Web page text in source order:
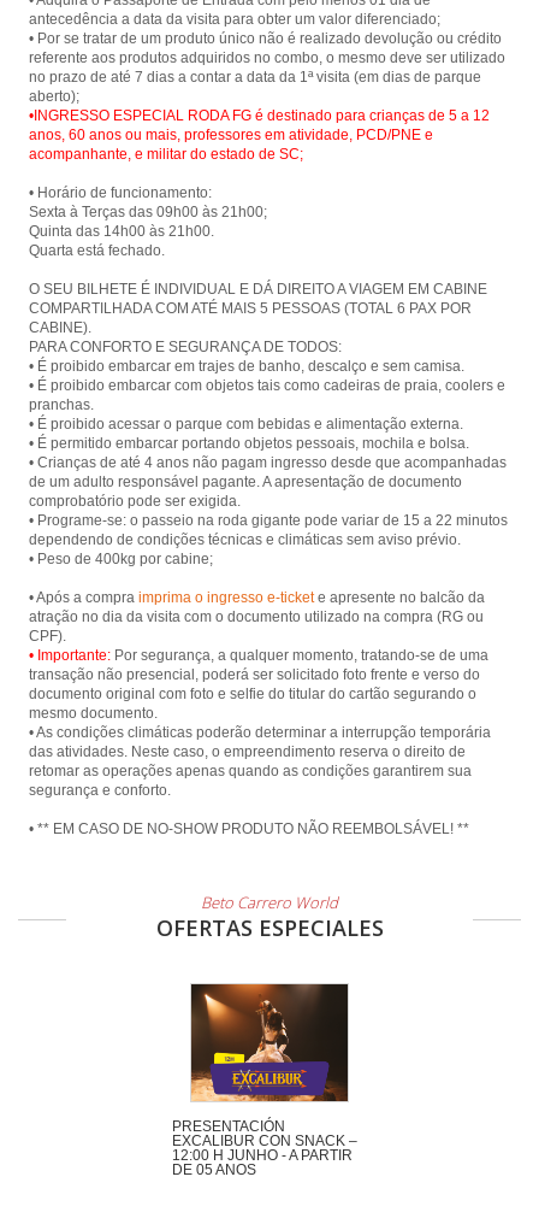
antecedência a data da visita para obter um valor diferenciado;
• Por se tratar de um produto único não é realizado devolução ou crédito
referente aos produtos adquiridos no combo, o mesmo deve ser utilizado
no prazo de até 7 dias a contar a data da 1ª visita (em dias de parque
•INGRESSO ESPECIAL RODA FG é destinado para crianças de 5 a 12
anos, 60 anos ou mais, professores em atividade, PCD/PNE e
acompanhante, e militar do estado de SC;
• Horário de funcionamento:
Sexta à Terças das 09h00 às 21h00;
Quinta das 14h00 às 21h00.
Quarta está fechado.
O SEU BILHETE É INDIVIDUAL E DÁ DIREITO A VIAGEM EM CABINE
COMPARTILHADA COM ATÉ MAIS 5 PESSOAS (TOTAL 6 PAX POR
CABINE).
PARA CONFORTO E SEGURANÇA DE TODOS:
• É proibido embarcar em trajes de banho, descalço e sem camisa.
• É proibido embarcar com objetos tais como cadeiras de praia, coolers e
pranchas.
• É proibido acessar o parque com bebidas e alimentação externa.
• É permitido embarcar portando objetos pessoais, mochila e bolsa.
• Crianças de até 4 anos não pagam ingresso desde que acompanhadas
de um adulto responsável pagante. A apresentação de documento
comprobatório pode ser exigida.
• Programe-se: o passeio na roda gigante pode variar de 15 a 22 minutos
dependendo de condições técnicas e climáticas sem aviso prévio.
• Peso de 400kg por cabine;
• Após a compra imprima o ingresso e-tickete apresente no balcão da
atração no dia da visita com o documento utilizado na compra (RG ou
• Importante: Por segurança, a qualquer momento, tratando-se de uma
transação não presencial, poderá ser solicitado foto frente e verso do
documento original com foto e selfie do titular do cartão segurando o
mesmo documento.
• As condições climáticas poderão determinar a interrupção temporária
das atividades. Neste caso, o empreendimento reserva o direito de
retomar as operações apenas quando as condições garantirem sua
segurança e conforto.
• ** EM CASO DE NO-SHOW PRODUTO NÃO REEMBOLSÁVEL! **
Beto Carrero World
OFERTAS ESPECIALES
PRESENTACIÓN
EXCALIBUR CON SNACK –
12:00 H JUNHO - A PARTIR
DE 05 ANOS